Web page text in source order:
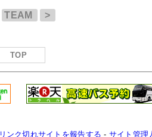
TEAM >
TOP
リンク切れサイトを報告する - サイト管理